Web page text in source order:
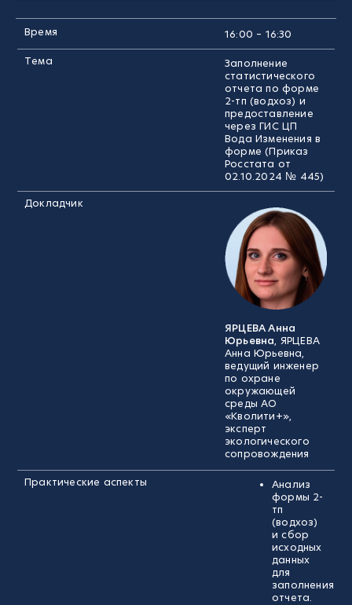
Время
16:00 – 16:30
Тема
Заполнение
статистического
отчета по форме
2-тп (водхоз) и
предоставление
через ГИС ЦП
Вода Изменения в
форме (Приказ
Росстата от
02.10.2024 № 445)
Докладчик
ЯРЦЕВА Анна
Юрьевна, ЯРЦЕВА
Анна Юрьевна,
ведущий инженер
по охране
окружающей
среды АО
«Кволити+»,
эксперт
экологического
сопровождения
Практические аспекты
Анализ
формы 2-
тп
(водхоз)
и сбор
исходных
данных
для
заполнения
отчета.